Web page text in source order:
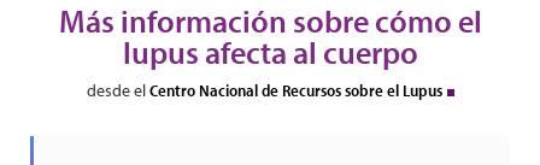
Más información sobre cómo el
lupus afecta al cuerpo
desde elCentro Nacional de Recursos sobre el Lupus